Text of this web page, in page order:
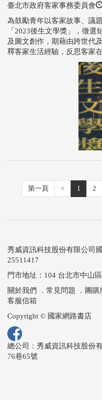
臺北市政府客家事務委員會
為鼓勵青年以客家故事、議
「2023後生文學獎」，徵
及圖文創作，期藉由跨世代
釋客家生活經驗，反思客家
第一頁 < 1 2
秀威資訊科技股份有限公司
25511417
門市地址：104 台北市中山
關於我們
． 常見問題 ． 團購
客服信箱
Copyright © 國家網路書店
總公司：秀威資訊科技股份
76巷65號